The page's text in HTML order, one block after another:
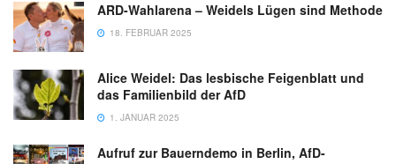
ARD-Wahlarena – Weidels Lügen sind Methode
18. FEBRUAR 2025
Alice Weidel: Das lesbische Feigenblatt und
das Familienbild der AfD
1. JANUAR 2025
Aufruf zur Bauerndemo in Berlin, AfD-